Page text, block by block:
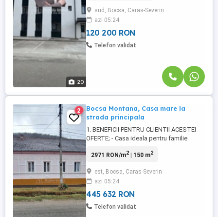
20
un spatiu de birou, cabinet, etc., de ce nu
si pentru investitie, acest proiect este
gandit sa ...
sud, Bocsa, Caras-Severin
azi 05:24
120 200 RON
Telefon validat
2
Bocsa Montana, Casa mare la
strada principala
1. BENEFICII PENTRU CLIENTII ACESTEI
OFERTE; - Casa ideala pentru familie
foto pe site-ul propriu resita.activimob.ro -
Imobiliar Activ Imob Bocsa, va prezinta o
casa construita din caramida rosie si
cruda, pe ...
2971 RON/m2| 150 m2
est, Bocsa, Caras-Severin
azi 05:24
445 632 RON
Telefon validat